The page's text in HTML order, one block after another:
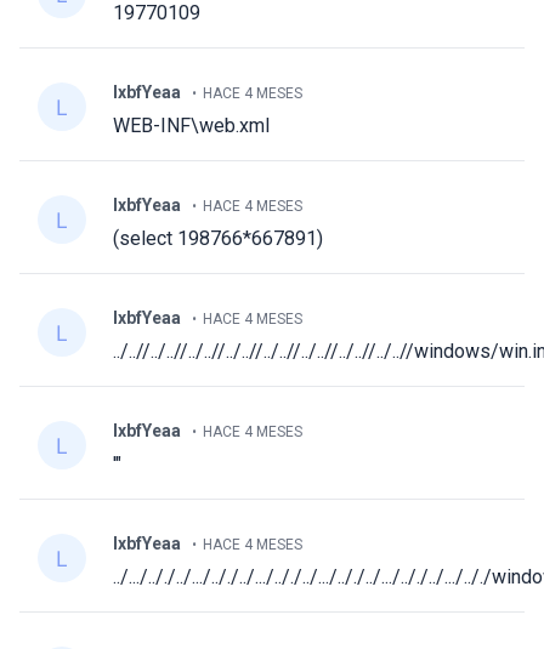
19770109
lxbfYeaa HACE 4 MESES
WEB-INF\web.xml
lxbfYeaa HACE 4 MESES
(select 198766*667891)
lxbfYeaa HACE 4 MESES
../..//../..//../..//../..//../..//../..//../..//../..//windows/
lxbfYeaa HACE 4 MESES
'"
lxbfYeaa HACE 4 MESES
../.../.././../.../.././../.../.././../.../.././../.../.././../.../.././